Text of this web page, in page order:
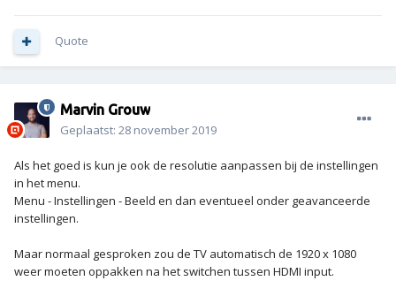
Quote
Marvin Grouw
Geplaatst: 28 november 2019
Als het goed is kun je ook de resolutie aanpassen bij de instellingen
in het menu.
Menu - Instellingen - Beeld en dan eventueel onder geavanceerde
instellingen.
Maar normaal gesproken zou de TV automatisch de 1920 x 1080
weer moeten oppakken na het switchen tussen HDMI input.